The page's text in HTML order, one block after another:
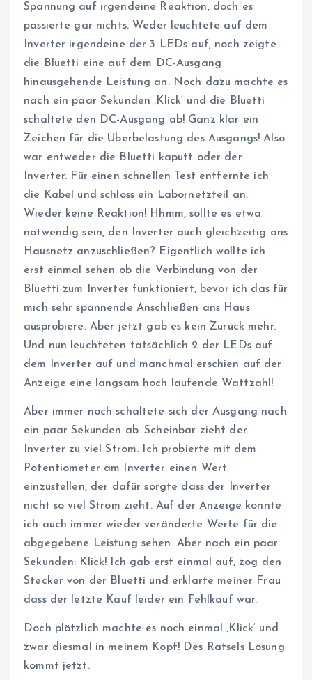
Spannung auf irgendeine Reaktion, doch es
passierte gar nichts. Weder leuchtete auf dem
Inverter irgendeine der 3 LEDs auf, noch zeigte
die Bluetti eine auf dem DC-Ausgang
hinausgehende Leistung an. Noch dazu machte es
nach ein paar Sekunden ‚Klick‘ und die Bluetti
schaltete den DC-Ausgang ab! Ganz klar ein
Zeichen für die Überbelastung des Ausgangs! Also
war entweder die Bluetti kaputt oder der
Inverter. Für einen schnellen Test entfernte ich
die Kabel und schloss ein Labornetzteil an.
Wieder keine Reaktion! Hhmm, sollte es etwa
notwendig sein, den Inverter auch gleichzeitig ans
Hausnetz anzuschließen? Eigentlich wollte ich
erst einmal sehen ob die Verbindung von der
Bluetti zum Inverter funktioniert, bevor ich das für
mich sehr spannende Anschließen ans Haus
ausprobiere. Aber jetzt gab es kein Zurück mehr.
Und nun leuchteten tatsächlich 2 der LEDs auf
dem Inverter auf und manchmal erschien auf der
Anzeige eine langsam hoch laufende Wattzahl!
Aber immer noch schaltete sich der Ausgang nach
ein paar Sekunden ab. Scheinbar zieht der
Inverter zu viel Strom. Ich probierte mit dem
Potentiometer am Inverter einen Wert
einzustellen, der dafür sorgte dass der Inverter
nicht so viel Strom zieht. Auf der Anzeige konnte
ich auch immer wieder veränderte Werte für die
abgegebene Leistung sehen. Aber nach ein paar
Sekunden: Klick! Ich gab erst einmal auf, zog den
Stecker von der Bluetti und erklärte meiner Frau
dass der letzte Kauf leider ein Fehlkauf war.
Doch plötzlich machte es noch einmal ‚Klick‘ und
zwar diesmal in meinem Kopf! Des Rätsels Lösung
kommt jetzt.